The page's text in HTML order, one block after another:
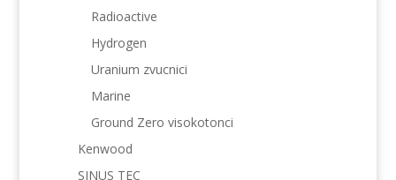
Radioactive
Hydrogen
Uranium zvucnici
Marine
Ground Zero visokotonci
Kenwood
SINUS TEC